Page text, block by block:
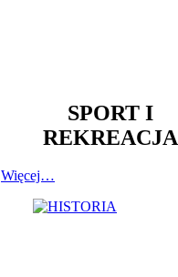
SPORT I
REKREACJA
Więcej…